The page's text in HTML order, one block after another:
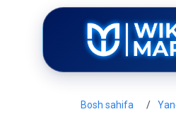
Bosh sahifa